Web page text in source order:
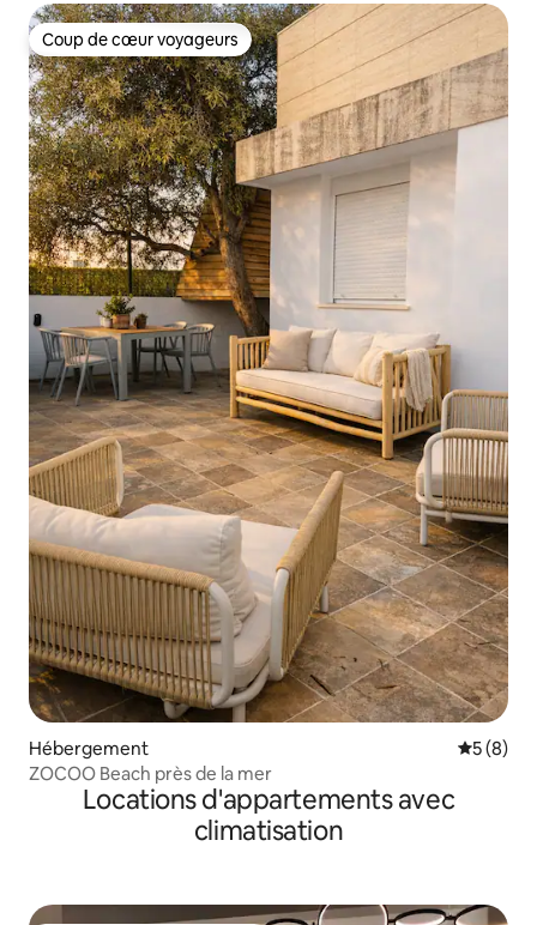
Coup de cœur voyageurs
Coup de cœur voyageurs
Hébergement
5 (8)
ZOCOO Beach près de la mer
Locations d'appartements avec
climatisation